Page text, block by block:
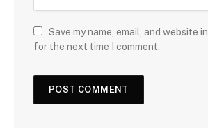
Save my name, email, and website
for the next time I comment.